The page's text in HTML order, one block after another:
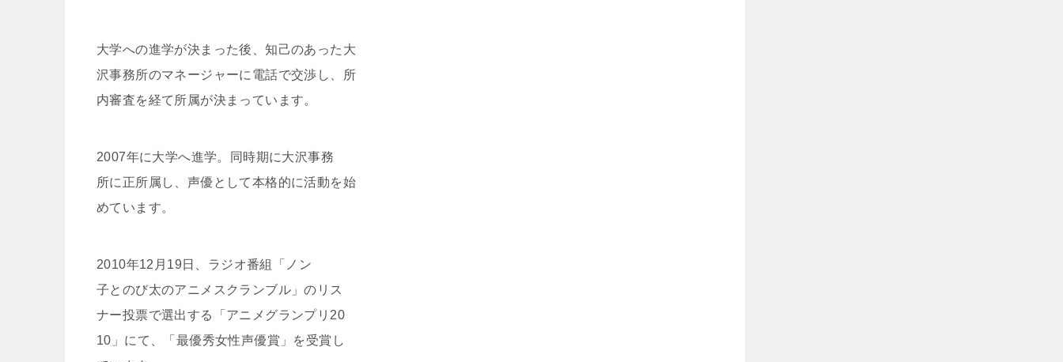
大学への進学が決まった後、知己のあった大
沢事務所のマネージャーに電話で交渉し、所
内審査を経て所属が決まっています。
2007年に大学へ進学。同時期に大沢事務
所に正所属し、声優として本格的に活動を始
めています。
2010年12月19日、ラジオ番組「ノン
子とのび太のアニメスクランブル」のリス
ナー投票で選出する「アニメグランプリ20
10」にて、「最優秀女性声優賞」を受賞し